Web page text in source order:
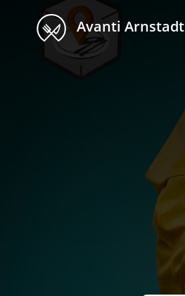
Avanti Arnstadt